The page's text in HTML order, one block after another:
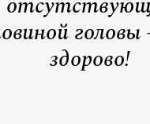
здорово!